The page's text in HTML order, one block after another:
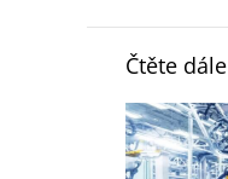
Čtěte dále